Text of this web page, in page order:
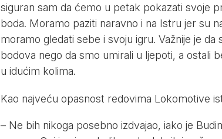
siguran sam da ćemo u petak pokazati svoje
boda. Moramo paziti naravno i na Istru jer su
moramo gledati sebe i svoju igru. Važnije je
bodova nego da smo umirali u ljepoti, a ostali
u idućim kolima.
Kao najveću opasnost redovima Lokomotive
– Ne bih nikoga posebno izdvajao, iako je